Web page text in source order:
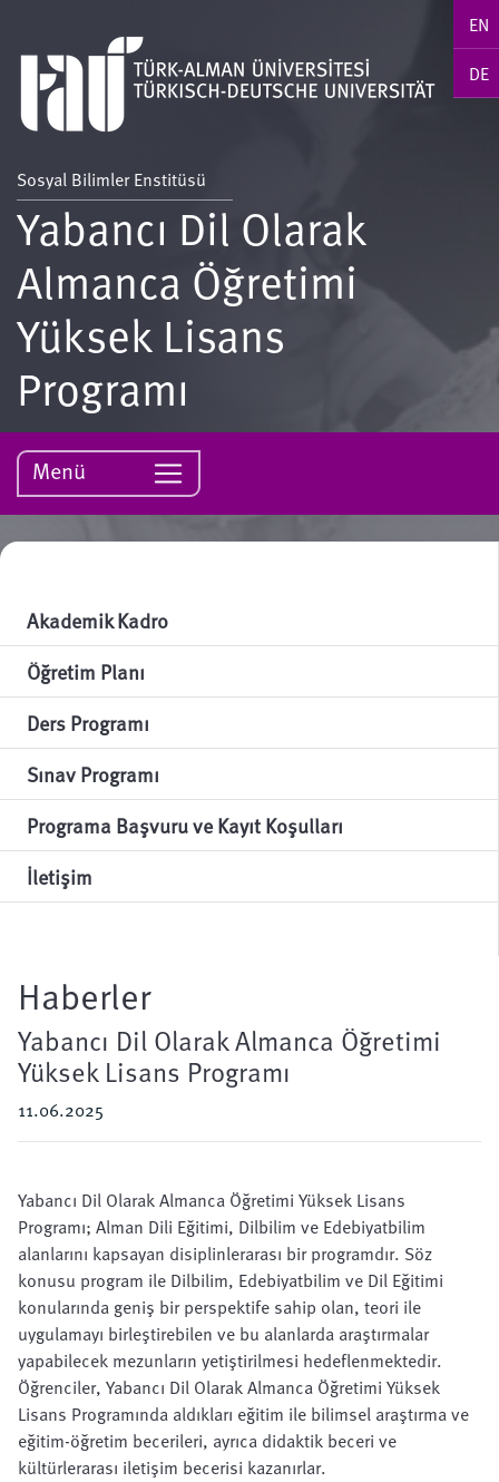
EN
DE
Sosyal Bilimler Enstitüsü
Yabancı Dil Olarak
Almanca Öğretimi
Yüksek Lisans
Programı
Menü
Akademik Kadro
Öğretim Planı
Ders Programı
Sınav Programı
Programa Başvuru ve Kayıt Koşulları
İletişim
Haberler
Yabancı Dil Olarak Almanca Öğretimi
Yüksek Lisans Programı
11.06.2025
Yabancı Dil Olarak Almanca Öğretimi Yüksek Lisans
Programı; Alman Dili Eğitimi, Dilbilim ve Edebiyatbilim
alanlarını kapsayan disiplinlerarası bir programdır. Söz
konusu program ile Dilbilim, Edebiyatbilim ve Dil Eğitimi
konularında geniş bir perspektife sahip olan, teori ile
uygulamayı birleştirebilen ve bu alanlarda araştırmalar
yapabilecek mezunların yetiştirilmesi hedeflenmektedir.
Öğrenciler, Yabancı Dil Olarak Almanca Öğretimi Yüksek
Lisans Programında aldıkları eğitim ile bilimsel araştırma ve
eğitim-öğretim becerileri, ayrıca didaktik beceri ve
kültürlerarası iletişim becerisi kazanırlar.